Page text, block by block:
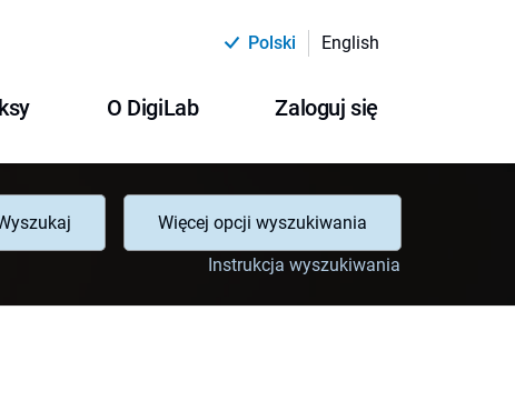
Polski English
O DigiLab Zaloguj się
Więcej opcji wyszukiwania
Instrukcja wyszukiwania